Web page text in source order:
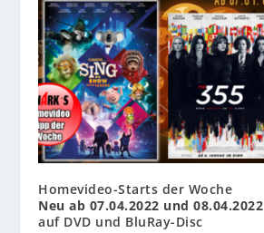
Homevideo-Starts der Woche
Neu ab 07.04.2022 und 08.04.2022
auf DVD und BluRay-Disc